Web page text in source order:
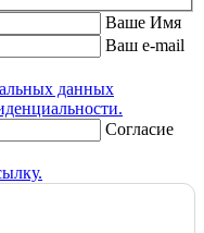
Ваше Имя
Ваш e-mail
данных
Согласие